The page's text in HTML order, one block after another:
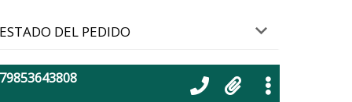
DEL PEDIDO